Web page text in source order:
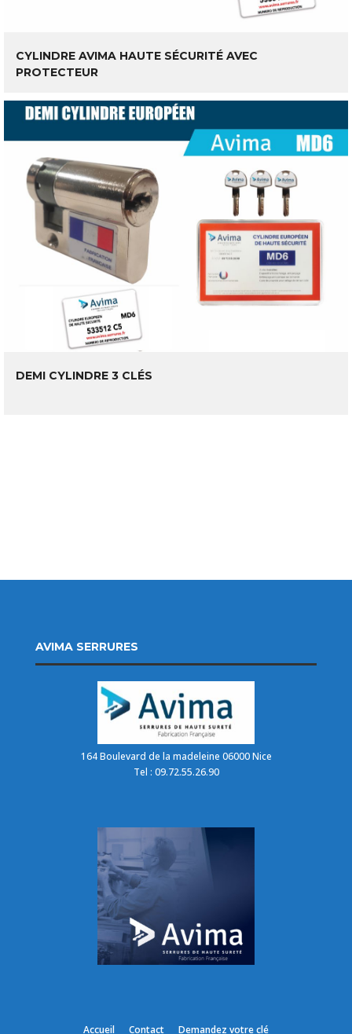
CYLINDRE AVIMA HAUTE SÉCURITÉ AVEC
PROTECTEUR
LIRE LA SUITE
DEMI CYLINDRE 3 CLÉSLIRE LA SUITE
AVIMA SERRURES
164 Boulevard de la madeleine 06000 Nice
Tel : 09.72.55.26.90
Accueil Contact Demandez votre clé